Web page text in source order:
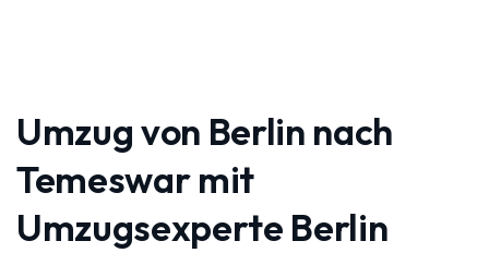
Umzug von Berlin nach
Temeswar mit
Umzugsexperte Berlin